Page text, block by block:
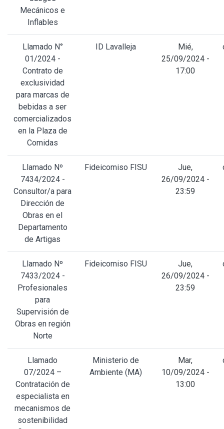
Mecánicos e
Inflables
Llamado N°
01/2024 -
Contrato de
exclusividad
para marcas de
bebidas a ser
comercializados
en la Plaza de
Comidas
ID Lavalleja
Mié,
25/09/2024 -
17:00
Llamado Nº
7434/2024 -
Consultor/a para
Dirección de
Obras en el
Departamento
de Artigas
Fideicomiso FISU
Jue,
26/09/2024 -
23:59
Llamado Nº
7433/2024 -
Profesionales
para
Supervisión de
Obras en región
Norte
Fideicomiso FISU
Jue,
26/09/2024 -
23:59
Llamado
07/2024 –
Contratación de
especialista en
mecanismos de
sostenibilidad
Ministerio de
Ambiente (MA)
Mar,
10/09/2024 -
13:00